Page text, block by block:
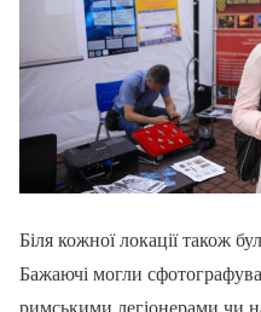
Біля кожної локації також
Бажаючі могли
римськими легіонерами чи